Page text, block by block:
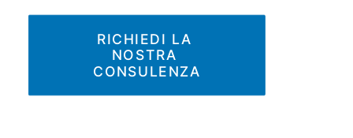
RICHIEDI LA
NOSTRA
CONSULENZA